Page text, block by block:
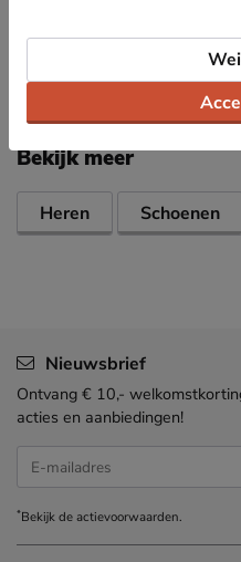
Bekijk meer
Heren Schoenen
Nieuwsbrief
Ontvang € 10,-
acties en aanbiedingen!
E-mailadres
*Bekijk deactievoorwaarden.